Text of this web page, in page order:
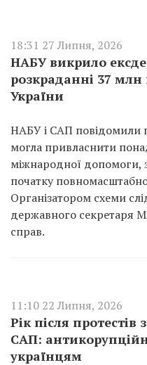
18:31 27 Липня, 2026
НАБУ викрило
розкраданні 37
України
НАБУ і САП повідомили
могла привласнити
міжнародної допомоги,
початку
Організатором схеми
державного секретаря
справ.
11:10 22 Липня, 2026
Рік після протестів
САП:
українцям